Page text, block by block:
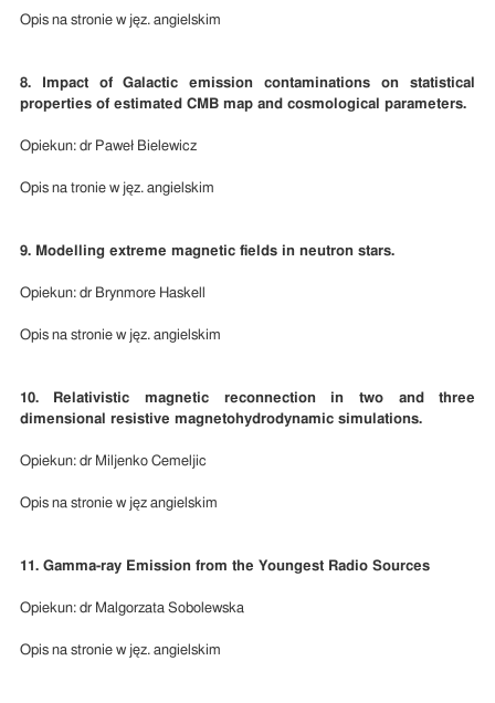
Opis na stronie w jęz. angielskim
8. Impact of Galactic emission contaminations on statistical
properties of estimated CMB map and cosmological parameters.
Opiekun: dr Paweł Bielewicz
Opis na tronie w jęz. angielskim
9. Modelling extreme magnetic fields in neutron stars.
Opiekun: dr Brynmore Haskell
Opis na stronie w jęz. angielskim
10. Relativistic magnetic reconnection in two and three
dimensional resistive magnetohydrodynamic simulations.
Opiekun: dr Miljenko Cemeljic
Opis na stronie w jęz angielskim
11. Gamma-ray Emission from the Youngest Radio Sources
Opiekun: dr Malgorzata Sobolewska
Opis na stronie w jęz. angielskim